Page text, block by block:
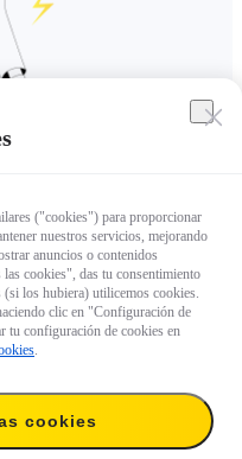
("cookies") para proporcionar
nuestros servicios, mejorando
anuncios o contenidos
cookies", das tu consentimiento
(si los hubiera) utilicemos cookies.
clic en "Configuración de
tu configuración de cookies en
.
cookies